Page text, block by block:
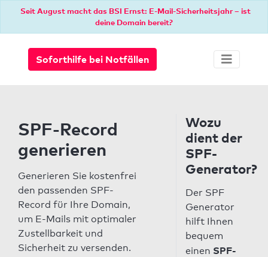
Seit August macht das BSI Ernst: E-Mail-Sicherheitsjahr – ist
deine Domain bereit?
Soforthilfe bei Notfällen
SPF-Record
generieren
Generieren Sie kostenfrei
den passenden SPF-
Record für Ihre Domain,
um E-Mails mit optimaler
Zustellbarkeit und
Sicherheit zu versenden.
Wozu
dient der
SPF-
Generator?
Der SPF
Generator
hilft Ihnen
bequem
einen SPF-